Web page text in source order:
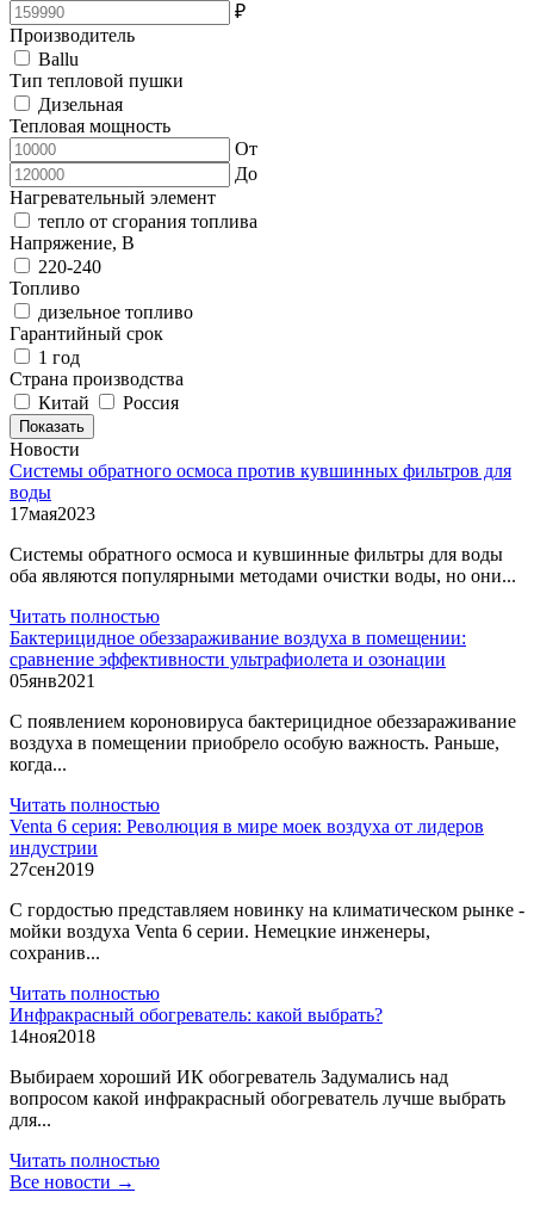
₽
Производитель
Ballu
Тип тепловой пушки
Дизельная
Тепловая мощность
От
До
Нагревательный элемент
тепло от сгорания топлива
Напряжение, В
220-240
Топливо
дизельное топливо
Гарантийный срок
1 год
Страна производства
Китай
Россия
Показать
Новости
Системы обратного осмоса против кувшинных фильтров для
воды
17мая2023
Системы обратного осмоса и кувшинные фильтры для воды
оба являются популярными методами очистки воды, но они...
Читать полностью
Бактерицидное обеззараживание воздуха в помещении:
сравнение эффективности ультрафиолета и озонации
05янв2021
С появлением короновируса бактерицидное обеззараживание
воздуха в помещении приобрело особую важность. Раньше,
когда...
Читать полностью
Venta 6 серия: Революция в мире моек воздуха от лидеров
индустрии
27сен2019
С гордостью представляем новинку на климатическом рынке -
мойки воздуха Venta 6 серии. Немецкие инженеры,
сохранив...
Читать полностью
Инфракрасный обогреватель: какой выбрать?
14ноя2018
Выбираем хороший ИК обогреватель Задумались над
вопросом какой инфракрасный обогреватель лучше выбрать
для...
Читать полностью
Все новости →